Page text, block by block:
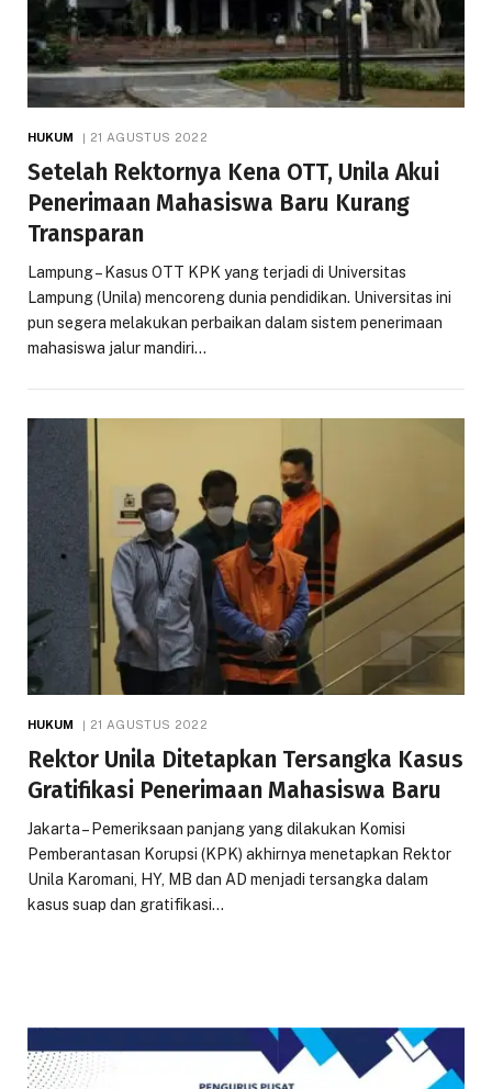
HUKUM 21 AGUSTUS 2022
Setelah Rektornya Kena OTT, Unila Akui
Penerimaan Mahasiswa Baru Kurang
Transparan
Lampung – Kasus OTT KPK yang terjadi di Universitas
Lampung (Unila) mencoreng dunia pendidikan. Universitas ini
pun segera melakukan perbaikan dalam sistem penerimaan
mahasiswa jalur mandiri…
HUKUM 21 AGUSTUS 2022
Rektor Unila Ditetapkan Tersangka Kasus
Gratifikasi Penerimaan Mahasiswa Baru
Jakarta – Pemeriksaan panjang yang dilakukan Komisi
Pemberantasan Korupsi (KPK) akhirnya menetapkan Rektor
Unila Karomani, HY, MB dan AD menjadi tersangka dalam
kasus suap dan gratifikasi…